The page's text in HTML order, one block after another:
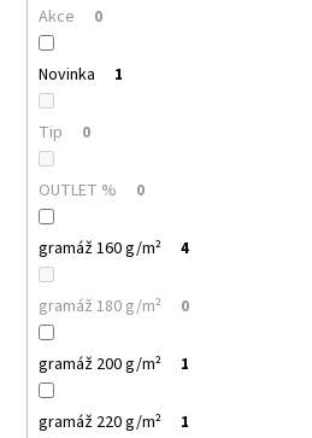
Akce 0
Novinka 1
Tip 0
OUTLET % 0
gramáž 160 g/m² 4
gramáž 180 g/m² 0
gramáž 200 g/m² 1
gramáž 220 g/m² 1
m
PELICAN
P72
TRIČKO
DĚTSKÉ
54
Kč